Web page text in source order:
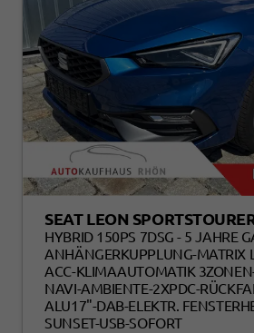
SEAT LEON
HYBRID 150PS 7DSG - 5 JAHRE
ANHÄNGERKUPPLUNG-MATRIX
ACC-KLIMAAUTOMATIK
NAVI-AMBIENTE-2XPDC-
ALU17"-DAB-ELEKTR.
SUNSET-USB-SOFORT